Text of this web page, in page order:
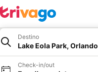
Destino
Lake Eola Park, Orlando
Check-in/out